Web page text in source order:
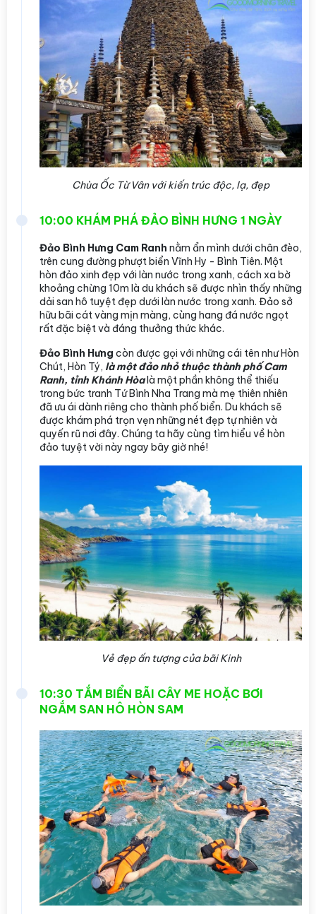
Chùa Ốc Từ Vân với kiến trúc độc, lạ, đẹp
10:00 KHÁM PHÁ ĐẢO BÌNH HƯNG 1 NGÀY
Đảo Bình Hưng Cam Ranh nằm ẩn mình dưới chân đèo,
trên cung đường phượt biển Vĩnh Hy - Bình Tiên. Một
hòn đảo xinh đẹp với làn nước trong xanh, cách xa bờ
khoảng chừng 10m là du khách sẽ được nhìn thấy những
dải san hô tuyệt đẹp dưới làn nước trong xanh. Đảo sở
hữu bãi cát vàng mịn màng, cùng hang đá nước ngọt
rất đặc biệt và đáng thưởng thức khác.
Đảo Bình Hưng còn được gọi với những cái tên như Hòn
Chút, Hòn Tý, là một đảo nhỏ thuộc thành phố Cam
Ranh, tỉnh Khánh Hòalà một phần không thể thiếu
trong bức tranh Tứ Bình Nha Trang mà mẹ thiên nhiên
đã ưu ái dành riêng cho thành phố biển. Du khách sẽ
được khám phá trọn vẹn những nét đẹp tự nhiên và
quyến rũ nơi đây. Chúng ta hãy cùng tìm hiểu về hòn
đảo tuyệt vời này ngay bây giờ nhé!
Vẻ đẹp ấn tượng của bãi Kinh
10:30 TẮM BIỂN BÃI CÂY ME HOẶC BƠI
NGẮM SAN HÔ HÒN SAM